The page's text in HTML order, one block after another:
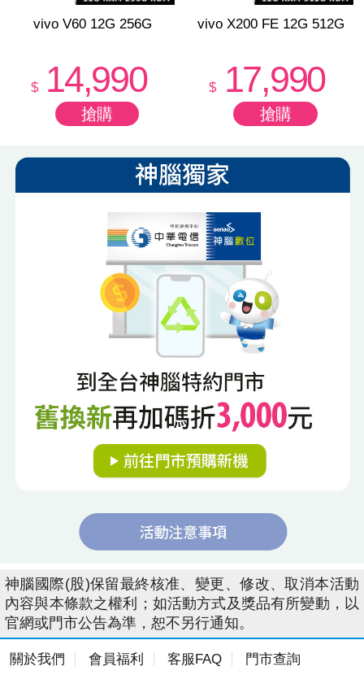
vivo V60 12G 256G
$ 14,990
vivo X200 FE 12G 512G
$ 17,990
神腦國際(股)保留最終核准、變更、修改、取消本活動
內容與本條款之權利；如活動方式及獎品有所變動，以
官網或門市公告為準，恕不另行通知。
關於我們 會員福利 客服FAQ 門市查詢